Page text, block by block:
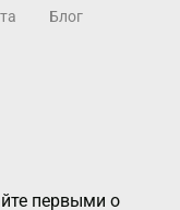
Блог
первыми о